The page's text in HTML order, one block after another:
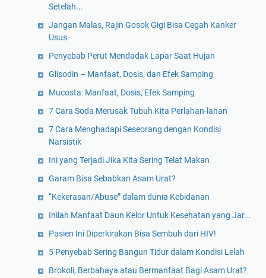
Setelah...
Jangan Malas, Rajin Gosok Gigi Bisa Cegah Kanker
Usus
Penyebab Perut Mendadak Lapar Saat Hujan
Glisodin – Manfaat, Dosis, dan Efek Samping
Mucosta: Manfaat, Dosis, Efek Samping
7 Cara Soda Merusak Tubuh Kita Perlahan-lahan
7 Cara Menghadapi Seseorang dengan Kondisi
Narsistik
Ini yang Terjadi Jika Kita Sering Telat Makan
Garam Bisa Sebabkan Asam Urat?
“Kekerasan/Abuse” dalam dunia Kebidanan
Inilah Manfaat Daun Kelor Untuk Kesehatan yang Jar...
Pasien Ini Diperkirakan Bisa Sembuh dari HIV!
5 Penyebab Sering Bangun Tidur dalam Kondisi Lelah
Brokoli, Berbahaya atau Bermanfaat Bagi Asam Urat?